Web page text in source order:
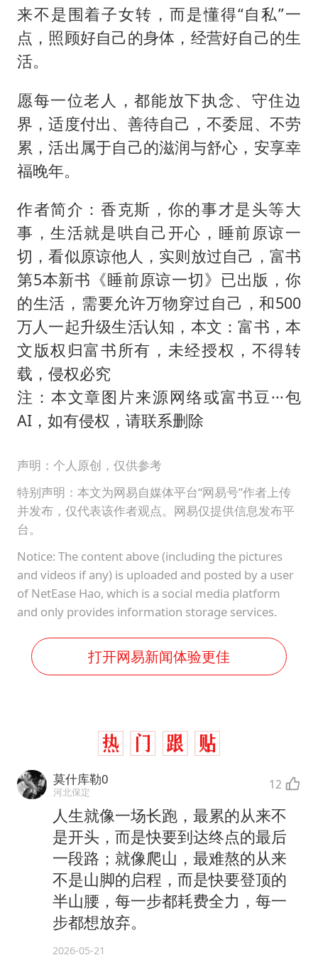
来不是围着子女转，而是懂得“自私”一
点，照顾好自己的身体，经营好自己的生
活。
愿每一位老人，都能放下执念、守住边
界，适度付出、善待自己，不委屈、不劳
累，活出属于自己的滋润与舒心，安享幸
福晚年。
作者简介：香克斯，你的事才是头等大
事，生活就是哄自己开心，睡前原谅一
切，看似原谅他人，实则放过自己，富书
第5本新书《睡前原谅一切》已出版，你
的生活，需要允许万物穿过自己，和500
万人一起升级生活认知，本文：富书，本
文版权归富书所有，未经授权，不得转
载，侵权必究
注：本文章图片来源网络或富书豆···包
AI，如有侵权，请联系删除
声明：个人原创，仅供参考
特别声明：本文为网易自媒体平台“网易号”作者上传
并发布，仅代表该作者观点。网易仅提供信息发布平
台。
Notice: The content above (including the pictures
and videos if any) is uploaded and posted by a user
of NetEase Hao, which is a social media platform
and only provides information storage services.
打开网易新闻体验更佳
莫什库勒0
河北保定 12
人生就像一场长跑，最累的从来不
是开头，而是快要到达终点的最后
一段路；就像爬山，最难熬的从来
不是山脚的启程，而是快要登顶的
半山腰，每一步都耗费全力，每一
步都想放弃。
2026-05-21